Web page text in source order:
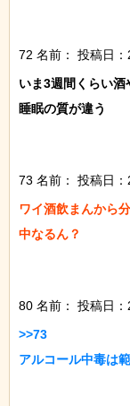
72 名前：
投稿日
いま3週間くらい
睡眠の質が違う
73 名前：
投稿日
ワイ酒飲まんから
中なるん？
80 名前：
投稿日
>>73
アルコール中毒は